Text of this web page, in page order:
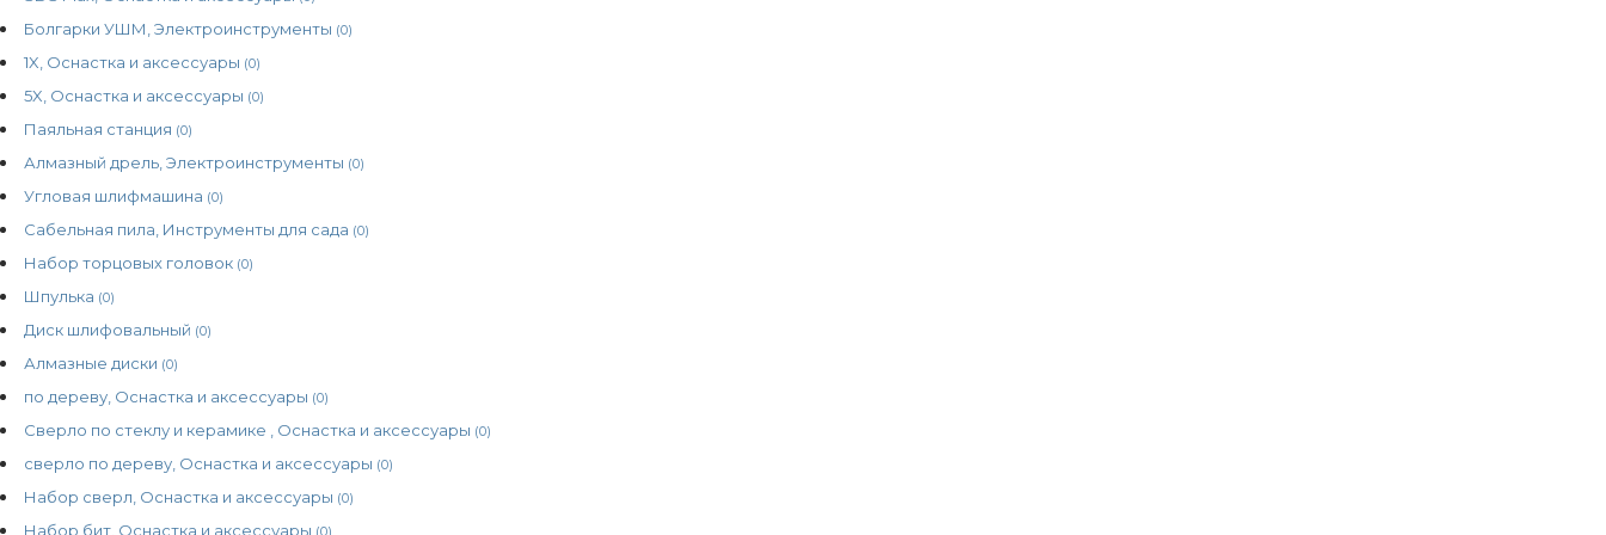
Болгарки УШМ, Электроинструменты (0)
1X, Оснастка и аксессуары (0)
5X, Оснастка и аксессуары (0)
Паяльная станция (0)
Алмазный дрель, Электроинструменты (0)
Угловая шлифмашина (0)
Сабельная пила, Инструменты для сада (0)
Набор торцовых головок (0)
Шпулька (0)
Диск шлифовальный (0)
Алмазные диски (0)
по дереву, Оснастка и аксессуары (0)
Сверло по стеклу и керамике , Оснастка и аксессуары (0)
сверло по дереву, Оснастка и аксессуары (0)
Набор сверл, Оснастка и аксессуары (0)
Набор бит, Оснастка и аксессуары (0)